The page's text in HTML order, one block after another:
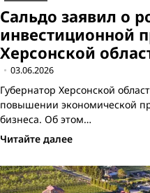
Сальдо заявил о
инвестиционной
Херсонской
03.06.2026
Губернатор Херсонской
повышении экономической
бизнеса. Об этом…
Читайте далее